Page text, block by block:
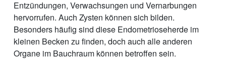
Entzündungen, Verwachsungen und Vernarbungen
hervorrufen. Auch Zysten können sich bilden.
Besonders häufig sind diese Endometrioseherde im
kleinen Becken zu finden, doch auch alle anderen
Organe im Bauchraum können betroffen sein.